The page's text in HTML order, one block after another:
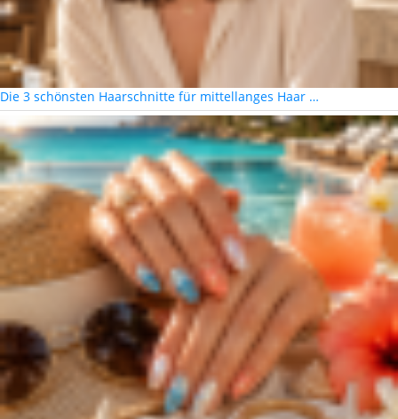
Die 3 schönsten Haarschnitte für mittellanges Haar …